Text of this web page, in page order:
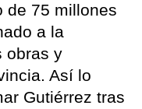
de 75 millones
a la
obras y
Así lo
Gutiérrez tras